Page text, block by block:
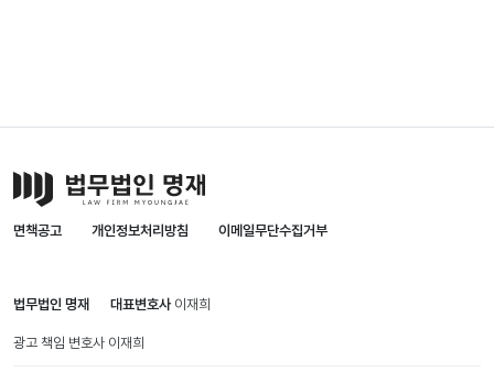
면책공고 개인정보처리방침 이메일무단수집거부
법무법인 명재 대표변호사 이재희
광고 책임 변호사 이재희